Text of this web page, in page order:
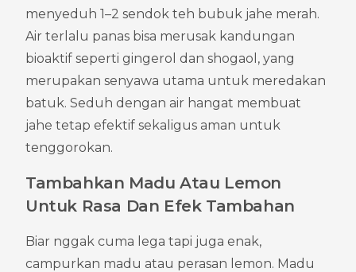
menyeduh 1–2 sendok teh bubuk jahe merah.
Air terlalu panas bisa merusak kandungan
bioaktif seperti gingerol dan shogaol, yang
merupakan senyawa utama untuk meredakan
batuk. Seduh dengan air hangat membuat
jahe tetap efektif sekaligus aman untuk
tenggorokan.
Tambahkan Madu Atau Lemon
Untuk Rasa Dan Efek Tambahan
Biar nggak cuma lega tapi juga enak,
campurkan madu atau perasan lemon. Madu